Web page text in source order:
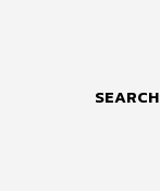
SEARCH